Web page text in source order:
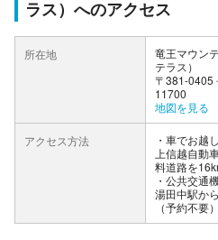
ラス）へのアクセス
所在地
竜王マウン
テラス）
〒381-0405
11700
地図を見る
アクセス方法
車でお越
上信越自動
料道路を
公共交通
湯田中駅か
（予約不要